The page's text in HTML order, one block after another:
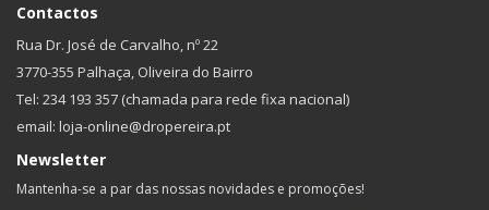
Contactos
Rua Dr. José de Carvalho, nº 22
3770-355 Palhaça, Oliveira do Bairro
Tel: 234 193 357 (chamada para rede fixa nacional)
email: loja-online@dropereira.pt
Newsletter
Mantenha-se a par das nossas novidades e promoções!